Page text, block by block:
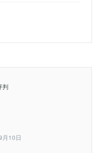
判
月10日